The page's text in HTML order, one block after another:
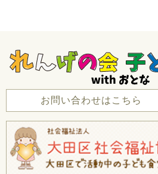
お問い合わせはこちら